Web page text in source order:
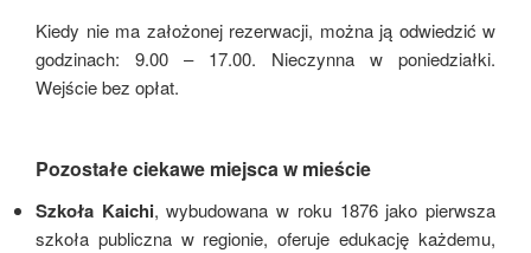
Kiedy nie ma założonej rezerwacji, można ją odwiedzić w
godzinach: 9.00 – 17.00. Nieczynna w poniedziałki.
Wejście bez opłat.
Pozostałe ciekawe miejsca w mieście
Szkoła Kaichi, wybudowana w roku 1876 jako pierwsza
szkoła publiczna w regionie, oferuje edukację każdemu,